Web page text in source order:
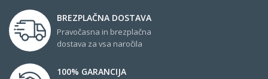
BREZPLAČNA DOSTAVA
Pravočasna in brezplačna
dostava za vsa naročila
100% GARANCIJA